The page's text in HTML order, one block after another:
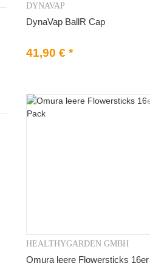
DYNAVAP
DynaVap BallR Cap
41,90 € *
Vorschau
HEALTHYGARDEN GMBH
Omura leere Flowersticks 16er